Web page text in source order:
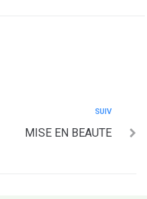
SUIV
MISE EN BEAUTE